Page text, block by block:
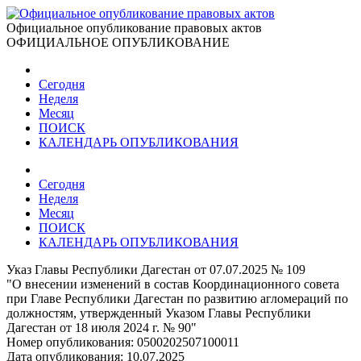
Официальное опубликование правовых актов
ОФИЦИАЛЬНОЕ ОПУБЛИКОВАНИЕ
Сегодня
Неделя
Месяц
ПОИСК
КАЛЕНДАРЬ ОПУБЛИКОВАНИЯ
Сегодня
Неделя
Месяц
ПОИСК
КАЛЕНДАРЬ ОПУБЛИКОВАНИЯ
Указ Главы Республики Дагестан от 07.07.2025 № 109
"О внесении изменений в состав Координационного совета
при Главе Республики Дагестан по развитию агломераций по
должностям, утвержденный Указом Главы Республики
Дагестан от 18 июля 2024 г. № 90"
Номер опубликования: 0500202507100011
Дата опубликования: 10.07.2025